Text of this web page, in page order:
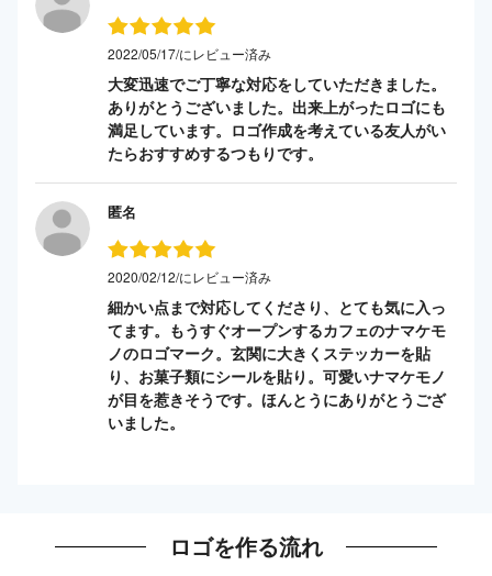
2022/05/17/にレビュー済み
大変迅速でご丁寧な対応をしていただきました。
ありがとうございました。出来上がったロゴにも
満足しています。ロゴ作成を考えている友人がい
たらおすすめするつもりです。
匿名
2020/02/12/にレビュー済み
細かい点まで対応してくださり、とても気に入っ
てます。もうすぐオープンするカフェのナマケモ
ノのロゴマーク。玄関に大きくステッカーを貼
り、お菓子類にシールを貼り。可愛いナマケモノ
が目を惹きそうです。ほんとうにありがとうござ
いました。
ロゴを作る流れ